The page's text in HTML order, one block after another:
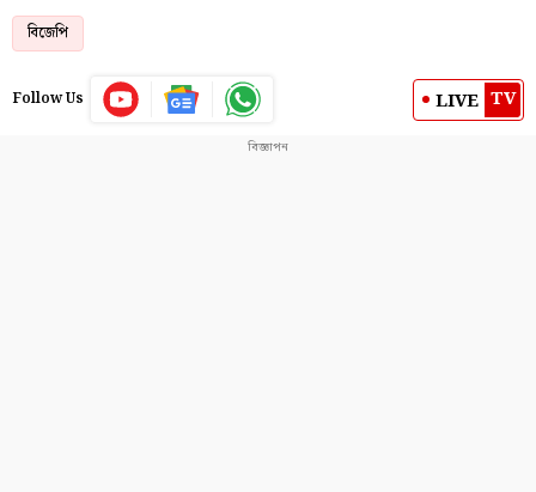
বিজেপি
Follow Us LIVE TV